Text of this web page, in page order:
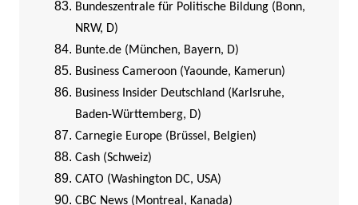
Bundeszentrale für Politische Bildung (Bonn,
NRW, D)
Bunte.de (München, Bayern, D)
Business Cameroon (Yaounde, Kamerun)
Business Insider Deutschland (Karlsruhe,
Baden-Württemberg, D)
Carnegie Europe (Brüssel, Belgien)
Cash (Schweiz)
CATO (Washington DC, USA)
CBC News (Montreal, Kanada)